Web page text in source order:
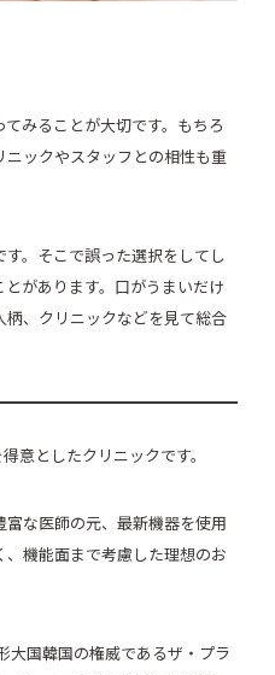
みることが大切です。もちろ
ックやスタッフとの相性も重
。そこで誤った選択をしてし
があります。口がうまいだけ
、クリニックなどを見て総合
意としたクリニックです。
な医師の元、最新機器を使用
機能面まで考慮した理想のお
大国韓国の権威であるザ・プラ